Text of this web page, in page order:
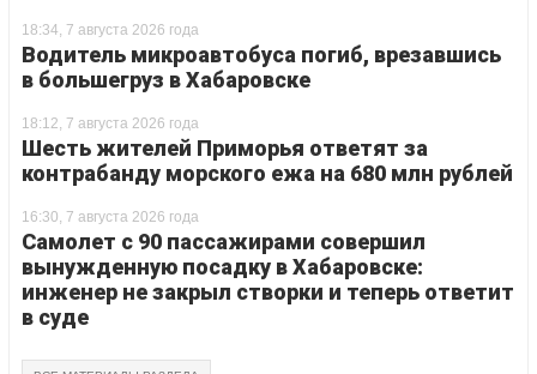
18:34, 7 августа 2026 года
Водитель микроавтобуса погиб, врезавшись
в большегруз в Хабаровске
18:12, 7 августа 2026 года
Шесть жителей Приморья ответят за
контрабанду морского ежа на 680 млн рублей
16:30, 7 августа 2026 года
Самолет с 90 пассажирами совершил
вынужденную посадку в Хабаровске:
инженер не закрыл створки и теперь ответит
в суде